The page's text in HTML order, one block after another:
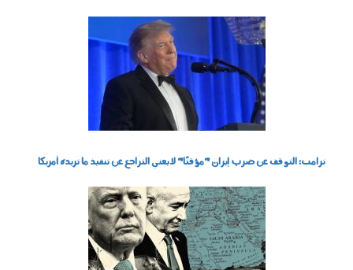
ترامب: التوقف عن ضرب إيران "مؤقتًا" لا يعني التراجع عن تنفيذ ما تريده أمريكا